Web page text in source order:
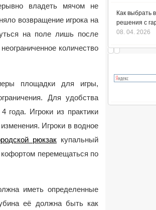
владеть мячом не
возвращение игрока на
на поле лишь после
количество
площадки для игры,
Для удобства
года. Игроки из практики
Игроки в водное
рюкзак купальный
кофортом перемещаться по
иметь определенные
её должна быть как
Как выбрать
решения с
08. 04. 2026